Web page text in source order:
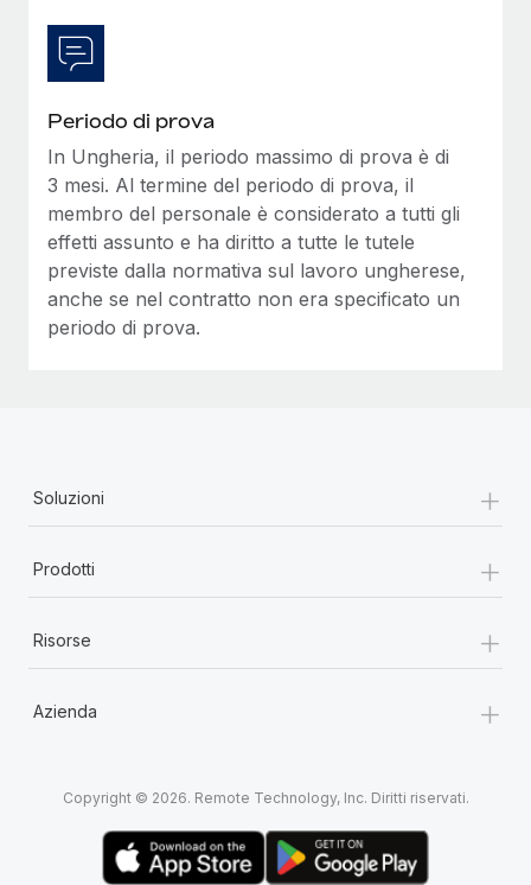
Periodo di prova
In Ungheria, il periodo massimo di prova è di
3 mesi. Al termine del periodo di prova, il
membro del personale è considerato a tutti gli
effetti assunto e ha diritto a tutte le tutele
previste dalla normativa sul lavoro ungherese,
anche se nel contratto non era specificato un
periodo di prova.
Soluzioni +
Prodotti +
Risorse +
Azienda +
Copyright © 2026. Remote Technology, Inc. Diritti riservati.